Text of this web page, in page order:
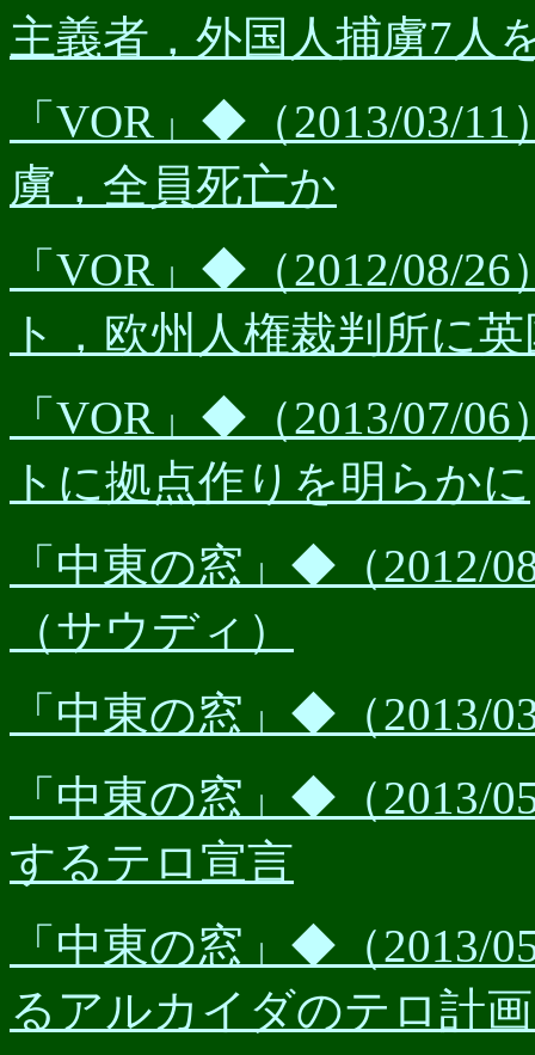
主義者，外国人捕虜7人
「VOR」◆（2013/03/
虜，全員死亡か
「VOR」◆（2012/08/
ト，欧州人権裁判所に
「VOR」◆（2013/07/
トに拠点作りを明らかに
「中東の窓」◆（2012/
（サウディ）
「中東の窓」◆（2013/
「中東の窓」◆（2013/
するテロ宣言
「中東の窓」◆（2013/
るアルカイダのテロ計